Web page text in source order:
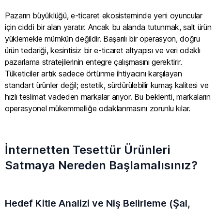
Pazarın büyüklüğü, e-ticaret ekosisteminde yeni oyuncular
için ciddi bir alan yaratır. Ancak bu alanda tutunmak, salt ürün
yüklemekle mümkün değildir. Başarılı bir operasyon, doğru
ürün tedariği, kesintisiz bir e-ticaret altyapısı ve veri odaklı
pazarlama stratejilerinin entegre çalışmasını gerektirir.
Tüketiciler artık sadece örtünme ihtiyacını karşılayan
standart ürünler değil; estetik, sürdürülebilir kumaş kalitesi ve
hızlı teslimat vadeden markalar arıyor. Bu beklenti, markaların
operasyonel mükemmelliğe odaklanmasını zorunlu kılar.
İnternetten Tesettür Ürünleri
Satmaya Nereden Başlamalısınız?
Hedef Kitle Analizi ve Niş Belirleme (Şal,